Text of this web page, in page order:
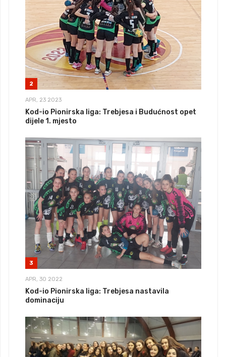
2
APR, 23 2023
Kod-io Pionirska liga: Trebjesa i Budućnost opet
dijele 1. mjesto
3
APR, 30 2022
Kod-io Pionirska liga: Trebjesa nastavila
dominaciju